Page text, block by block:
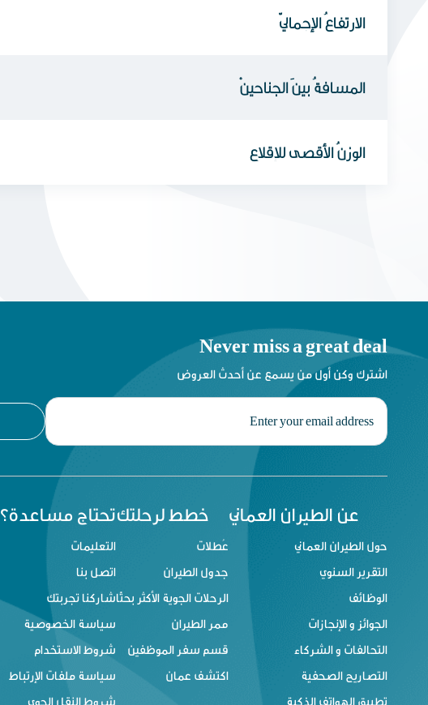
الارتفاعُ الإجماليّ
المسافةُ بينَ الجناحيْن
الوزنُ الأقصى للإقلاع
Never miss a great deal
اشترك وكن أول من يسمع عن أحدث العروض
عن الطيران العماني
حول الطيران العماني
التقرير السنوي
الوظائف
الجوائز و الإنجازات
التحالفات و الشركاء
التصاريح الصحفية
تطبيق الهواتف الذكية
خطط لرحلتك
عُطلات
جدول الطيران
الرحلات الجوية الأكثر بحثًا
ممر الطيران
قسم سفر الموظفين
اكتشف عمان
تحتاج مساعدة؟
التعليمات
اتصل بنا
شاركنا تجربتك
سياسة الخصوصية
شروط الاستخدام
سياسة ملفات الإرتباط
شروط النقل الجوي